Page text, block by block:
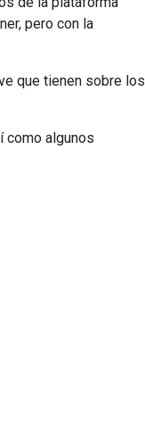
pero con la
que tienen sobre los
como algunos